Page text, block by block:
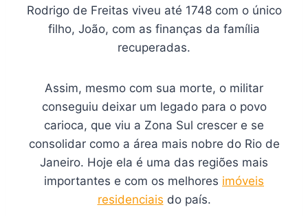
Rodrigo de Freitas viveu até 1748 com o único
filho, João, com as finanças da família
recuperadas.
Assim, mesmo com sua morte, o militar
conseguiu deixar um legado para o povo
carioca, que viu a Zona Sul crescer e se
consolidar como a área mais nobre do Rio de
Janeiro. Hoje ela é uma das regiões mais
importantes e com os melhores imóveis
residenciais do país.